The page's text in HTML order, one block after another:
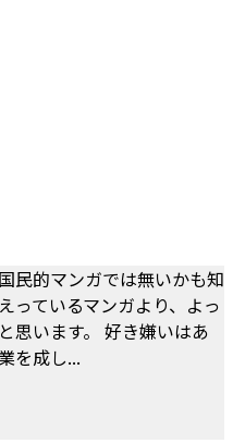
民的マンガでは無いかも知
っているマンガより、よっ
思います。 好き嫌いはあ
を成し...